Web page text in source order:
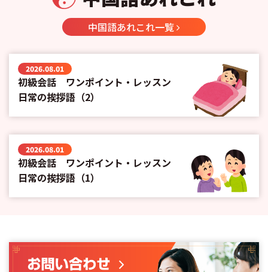
中国語あれこれ一覧
2026.08.01
初級会話 ワンポイント・レッスン
日常の挨拶語（2）
2026.08.01
初級会話 ワンポイント・レッスン
日常の挨拶語（1）